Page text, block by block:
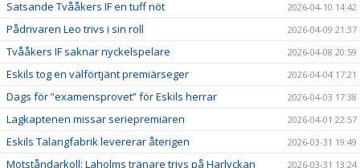
Satsande Tvååkers IF en tuff nöt 2026-04-10 14:42
Pådrivaren Leo trivs i sin roll 2026-04-09 21:37
Tvååkers IF saknar nyckelspelare 2026-04-08 20:59
Eskils tog en välförtjänt premiärseger 2026-04-04 17:21
Dags för ”examensprovet” för Eskils herrar 2026-04-03 17:38
Lagkaptenen missar seriepremiären 2026-04-01 22:57
Eskils Talangfabrik levererar återigen 2026-03-31 19:49
Motståndarkoll: Laholms tränare trivs på Harlyckan 2026-03-31 13:24